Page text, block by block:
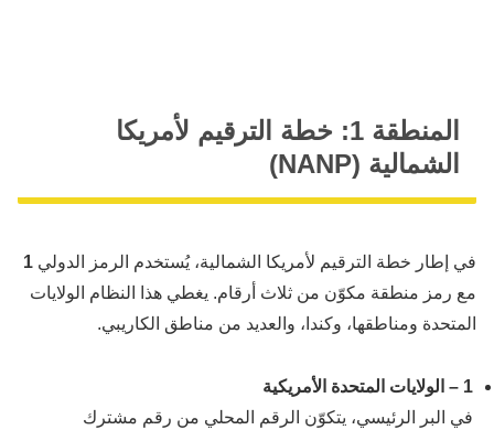
المنطقة 1: خطة الترقيم لأمريكا
الشمالية (NANP)
في إطار خطة الترقيم لأمريكا الشمالية، يُستخدم الرمز الدولي 1
مع رمز منطقة مكوّن من ثلاث أرقام. يغطي هذا النظام الولايات
المتحدة ومناطقها، وكندا، والعديد من مناطق الكاريبي.
1 – الولايات المتحدة الأمريكية
في البر الرئيسي، يتكوّن الرقم المحلي من رقم مشترك